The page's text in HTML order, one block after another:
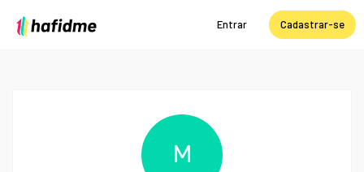
Entrar Cadastrar-se
M